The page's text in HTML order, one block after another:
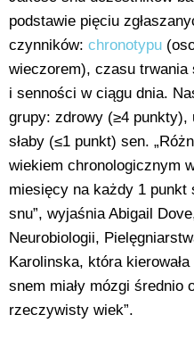
podstawie pięciu
czynników: chronotypu
wieczorem), czasu trwania
i senności w ciągu dnia.
grupy: zdrowy (≥4
słaby (≤1 punkt) sen.
wiekiem chronologicznym
miesięcy na każdy 1 punkt
snu”, wyjaśnia Abigail
Neurobiologii,
Karolinska, która
snem miały mózgi średnio
rzeczywisty wiek”.